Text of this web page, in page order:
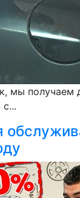
мы получаем
с...